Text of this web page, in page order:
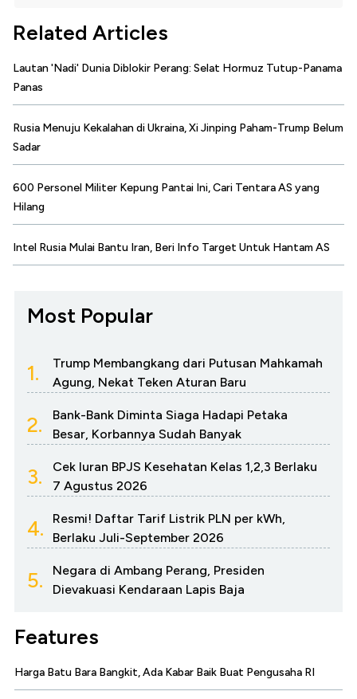
Related Articles
Lautan 'Nadi' Dunia Diblokir Perang: Selat Hormuz Tutup-Panama
Panas
Rusia Menuju Kekalahan di Ukraina, Xi Jinping Paham-Trump Belum
Sadar
600 Personel Militer Kepung Pantai Ini, Cari Tentara AS yang
Hilang
Intel Rusia Mulai Bantu Iran, Beri Info Target Untuk Hantam AS
Most Popular
1.
Trump Membangkang dari Putusan Mahkamah
Agung, Nekat Teken Aturan Baru
2.
Bank-Bank Diminta Siaga Hadapi Petaka
Besar, Korbannya Sudah Banyak
3.
Cek Iuran BPJS Kesehatan Kelas 1,2,3 Berlaku
7 Agustus 2026
4.
Resmi! Daftar Tarif Listrik PLN per kWh,
Berlaku Juli-September 2026
5.
Negara di Ambang Perang, Presiden
Dievakuasi Kendaraan Lapis Baja
Features
Harga Batu Bara Bangkit, Ada Kabar Baik Buat Pengusaha RI